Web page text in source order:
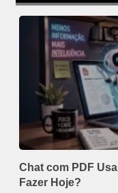
Chat com PDF
Fazer Hoje?